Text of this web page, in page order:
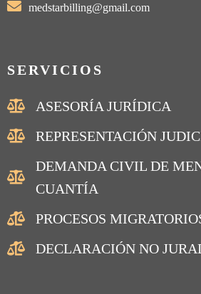
medstarbilling@gmail.com
SERVICIOS
ASESORÍA JURÍDICA
REPRESENTACIÓN
DEMANDA CIVIL DE
CUANTÍA
PROCESOS
DECLARACIÓN NO